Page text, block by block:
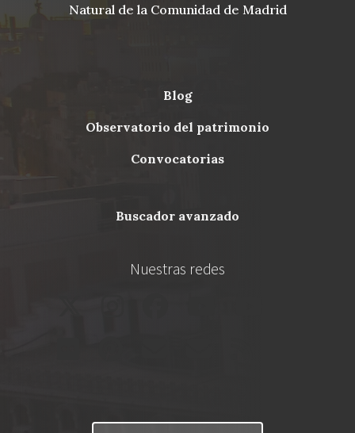
Natural de la Comunidad de Madrid
Menu
blog
observatorio del patrimonio
convocatorias
buscador avanzado
Nuestras redes